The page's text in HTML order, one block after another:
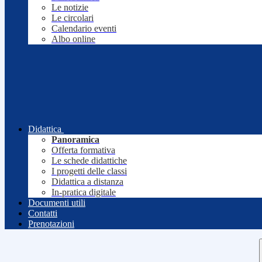
Le notizie
Le circolari
Calendario eventi
Albo online
Didattica
Panoramica
Offerta formativa
Le schede didattiche
I progetti delle classi
Didattica a distanza
In-pratica digitale
Documenti utili
Contatti
Prenotazioni